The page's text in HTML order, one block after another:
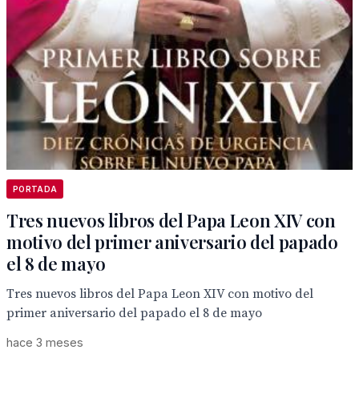
PORTADA
Tres nuevos libros del Papa Leon XIV con
motivo del primer aniversario del papado
el 8 de mayo
Tres nuevos libros del Papa Leon XIV con motivo del
primer aniversario del papado el 8 de mayo
hace 3 meses